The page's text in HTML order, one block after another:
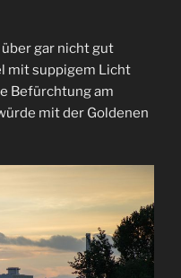
über gar nicht gut
mit suppigem Licht
Befürchtung am
mit der Goldenen